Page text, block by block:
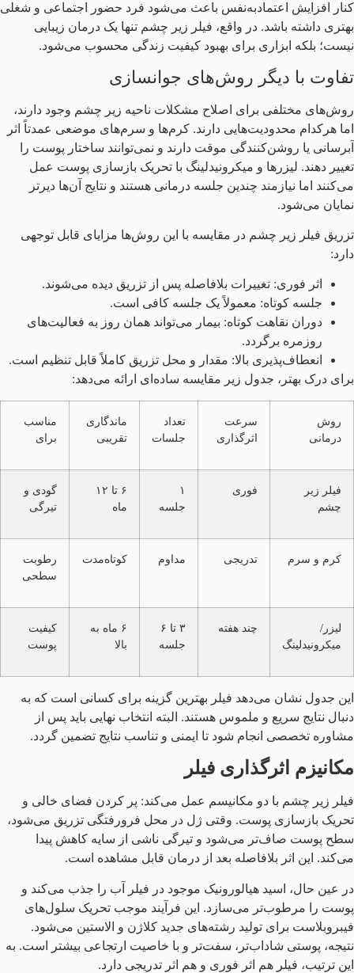
کنار افزایش اعتمادبه‌نفس باعث می‌شود فرد حضور اجتماعی و شغلی
بهتری داشته باشد. در واقع، فیلر زیر چشم تنها یک درمان زیبایی
نیست؛ بلکه ابزاری برای بهبود کیفیت زندگی محسوب می‌شود.
تفاوت با دیگر روش‌های جوانسازی
روش‌های مختلفی برای اصلاح مشکلات ناحیه زیر چشم وجود دارند،
اما هرکدام محدودیت‌هایی دارند. کرم‌ها و سرم‌های موضعی عمدتاً اثر
آبرسانی یا روشن‌کنندگی موقت دارند و نمی‌توانند ساختار پوست را
تغییر دهند. لیزرها و میکرونیدلینگ با تحریک بازسازی پوست عمل
می‌کنند اما نیازمند چندین جلسه درمانی هستند و نتایج آن‌ها دیرتر
نمایان می‌شود.
تزریق فیلر زیر چشم در مقایسه با این روش‌ها مزایای قابل توجهی
دارد:
اثر فوری: تغییرات بلافاصله پس از تزریق دیده می‌شوند.
جلسه کوتاه: معمولاً یک جلسه کافی است.
دوران نقاهت کوتاه: بیمار می‌تواند همان روز به فعالیت‌های
روزمره برگردد.
انعطاف‌پذیری بالا: مقدار و محل تزریق کاملاً قابل تنظیم است.
برای درک بهتر، جدول زیر مقایسه ساده‌ای ارائه می‌دهد:
روش
درمانی
سرعت
اثرگذاری
تعداد
جلسات
ماندگاری
تقریبی
مناسب
برای
فیلر زیر
چشم
فوری
۱
جلسه
۶ تا ۱۲
ماه
گودی و
تیرگی
کرم و سرم تدریجی مداوم کوتاه‌مدت
رطوبت
سطحی
لیزر/
میکرونیدلینگ
چند هفته
۳ تا ۶
جلسه
۶ ماه به
بالا
کیفیت
پوست
این جدول نشان می‌دهد فیلر بهترین گزینه برای کسانی است که به
دنبال نتایج سریع و ملموس هستند. البته انتخاب نهایی باید پس از
مشاوره تخصصی انجام شود تا ایمنی و تناسب نتایج تضمین گردد.
مکانیزم اثرگذاری فیلر
فیلر زیر چشم با دو مکانیسم عمل می‌کند: پر کردن فضای خالی و
تحریک بازسازی پوست. وقتی ژل در محل فرورفتگی تزریق می‌شود،
سطح پوست صاف‌تر می‌شود و تیرگی ناشی از سایه کاهش پیدا
می‌کند. این اثر بلافاصله بعد از درمان قابل مشاهده است.
در عین حال، اسید هیالورونیک موجود در فیلر آب را جذب می‌کند و
پوست را مرطوب‌تر می‌سازد. این فرآیند موجب تحریک سلول‌های
فیبروبلاست برای تولید رشته‌های جدید کلاژن و الاستین می‌شود.
نتیجه، پوستی شاداب‌تر، سفت‌تر و با خاصیت ارتجاعی بیشتر است. به
این ترتیب، فیلر هم اثر فوری و هم اثر تدریجی دارد.